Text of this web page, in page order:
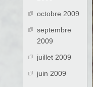
octobre 2009
septembre
2009
juillet 2009
juin 2009